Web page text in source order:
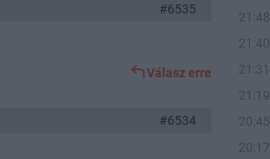
#6535
Válasz erre
#6534
21:48
21:40
21:31
21:19
20:45
20:17